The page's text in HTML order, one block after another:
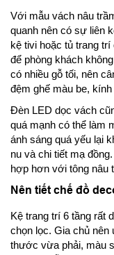
Với mẫu vách nâu
quanh nên có sự liên
kệ tivi hoặc tủ trang trí
để phòng khách
có nhiều gỗ tối, nên
đệm ghế màu be,
Đèn LED dọc vách
quá mạnh có thể làm
ánh sáng quá yếu lại
nu và chi tiết mạ
hợp hơn với tông nâu
Nên tiết chế đồ
Kệ trang trí 6 tầng rất
chọn lọc. Gia chủ
thước vừa phải, màu